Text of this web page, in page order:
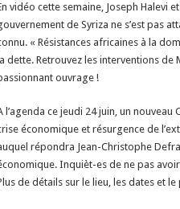
vidéo cette semaine, Joseph Halevi
de Syriza ne s’est pas
« Résistances africaines à la
la dette. Retrouvez les interventions
ouvrage !
l’agenda ce jeudi 24 juin, un
économique et résurgence de
répondra Jean-Christophe
Inquièt-es de ne pas avoir
de détails sur le lieu, les dates et